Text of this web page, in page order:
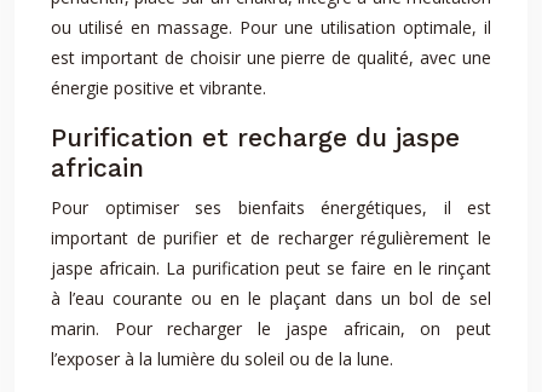
ou utilisé en massage. Pour une utilisation optimale, il
est important de choisir une pierre de qualité, avec une
énergie positive et vibrante.
Purification et recharge du jaspe
africain
Pour optimiser ses bienfaits énergétiques, il est
important de purifier et de recharger régulièrement le
jaspe africain. La purification peut se faire en le rinçant
à l’eau courante ou en le plaçant dans un bol de sel
marin. Pour recharger le jaspe africain, on peut
l’exposer à la lumière du soleil ou de la lune.